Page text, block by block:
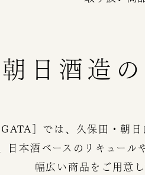
朝日酒造
］では、久保田・朝日
日本酒ベースのリキュール
幅広い商品をご用意し